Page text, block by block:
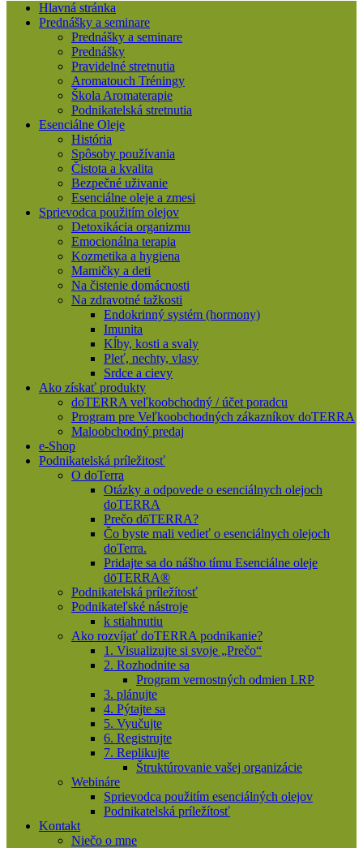
Hlavná stránka
Prednášky a seminare
Prednášky a seminare
Prednášky
Pravidelné stretnutia
Aromatouch Tréningy
Škola Aromaterapie
Podnikatelská stretnutia
Esenciálne Oleje
História
Spôsoby používania
Čistota a kvalita
Bezpečné uživanie
Esenciálne oleje a zmesi
Sprievodca použitím olejov
Detoxikácia organizmu
Emocionálna terapia
Kozmetika a hygiena
Mamičky a deti
Na čistenie domácnosti
Na zdravotné tažkosti
Endokrinný systém (hormony)
Imunita
Kĺby, kosti a svaly
Pleť, nechty, vlasy
Srdce a cievy
Ako získať produkty
doTERRA veľkoobchodný / účet poradcu
Program pre Veľkoobchodných zákazníkov doTERRA
Maloobchodný predaj
e-Shop
Podnikatelská príležitosť
O doTerra
Otázky a odpovede o esenciálnych olejoch
doTERRA
Prečo dōTERRA?
Čo byste mali vedieť o esenciálnych olejoch
doTerra.
Pridajte sa do nášho tímu Esenciálne oleje
dōTERRA®
Podnikatelská príležítosť
Podnikateľské nástroje
k stiahnutiu
Ako rozvíjať doTERRA podnikanie?
1. Visualizujte si svoje „Prečo“
2. Rozhodnite sa
Program vernostných odmien LRP
3. plánujte
4. Pýtajte sa
5. Vyučujte
6. Registrujte
7. Replikujte
Štruktúrovanie vašej organizácie
Webináre
Sprievodca použitím esenciálných olejov
Podnikatelská príležítosť
Kontakt
Niečo o mne